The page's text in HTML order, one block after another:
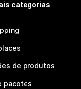
categorias
de produtos
pacotes